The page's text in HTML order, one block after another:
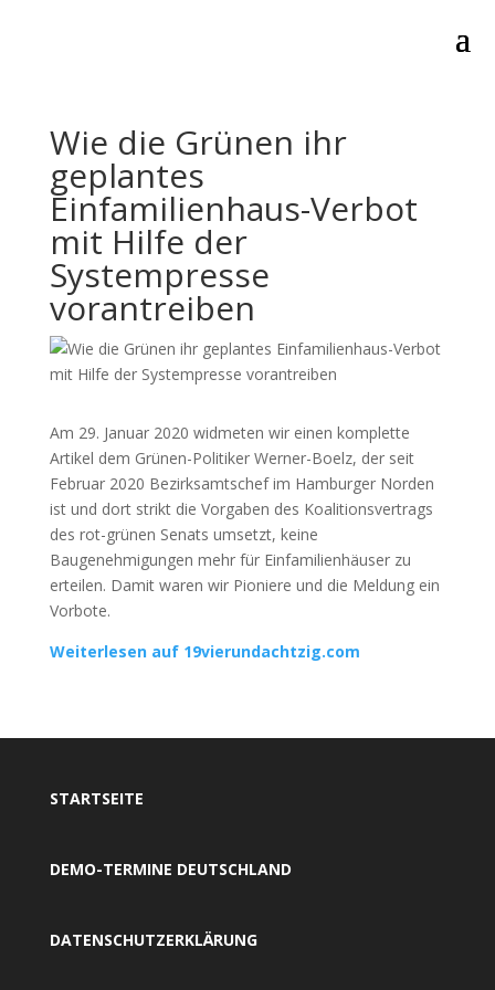
Wie die Grünen ihr
geplantes
Einfamilienhaus-Verbot
mit Hilfe der
Systempresse
vorantreiben
Am 29. Januar 2020 widmeten wir einen komplette
Artikel dem Grünen-Politiker Werner-Boelz, der seit
Februar 2020 Bezirksamtschef im Hamburger Norden
ist und dort strikt die Vorgaben des Koalitionsvertrags
des rot-grünen Senats umsetzt, keine
Baugenehmigungen mehr für Einfamilienhäuser zu
erteilen. Damit waren wir Pioniere und die Meldung ein
Vorbote.
Weiterlesen auf 19vierundachtzig.com
STARTSEITE
DEMO-TERMINE DEUTSCHLAND
DATENSCHUTZERKLÄRUNG